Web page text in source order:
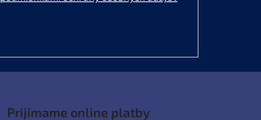
Prijímame online platby